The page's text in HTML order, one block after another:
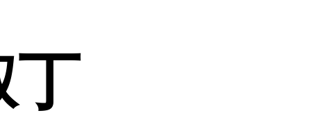
丁